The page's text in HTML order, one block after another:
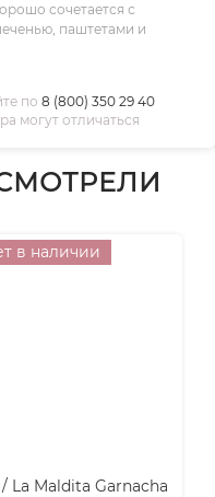
сочетается с
паштетами и
по 8 (800) 350 29 40
могут отличаться
в наличии
La Maldita Garnacha